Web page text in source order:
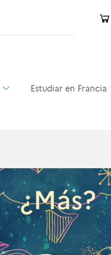
Estudiar en Francia